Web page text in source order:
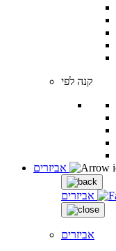
קנה לפי
אביזרים
אביזרים